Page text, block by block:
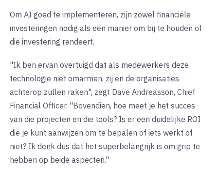
Om AI goed te implementeren, zijn zowel financiële
investeringen nodig als een manier om bij te houden of
die investering rendeert.
"Ik ben ervan overtuigd dat als medewerkers deze
technologie niet omarmen, zij en de organisaties
achterop zullen raken", zegt Dave Andreasson, Chief
Financial Officer. "Bovendien, hoe meet je het succes
van die projecten en die tools? Is er een duidelijke ROI
die je kunt aanwijzen om te bepalen of iets werkt of
niet? Ik denk dus dat het superbelangrijk is om grip te
hebben op beide aspecten."